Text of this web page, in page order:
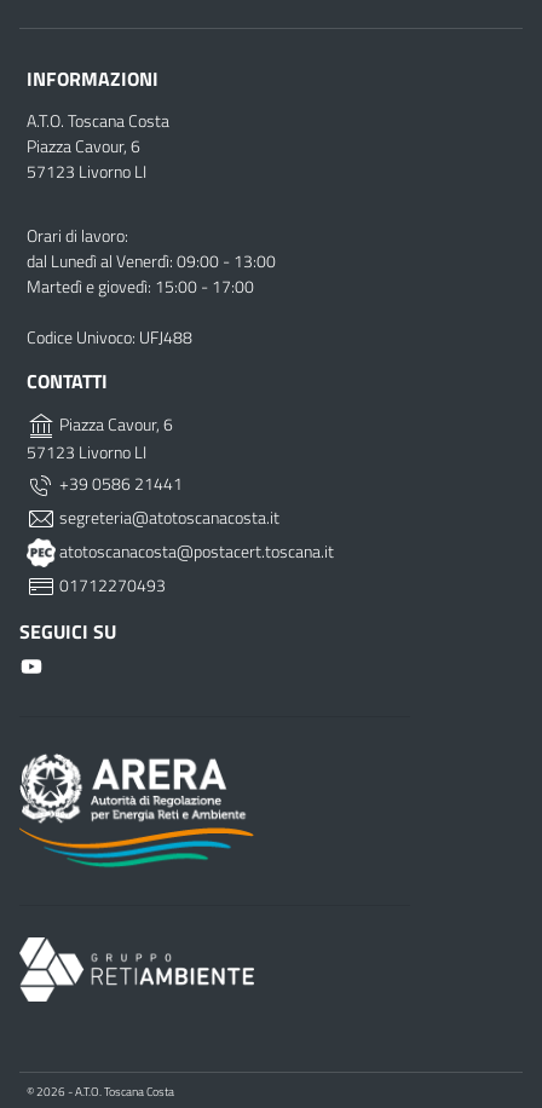
INFORMAZIONI
A.T.O. Toscana Costa
Piazza Cavour, 6
57123 Livorno LI
Orari di lavoro:
dal Lunedì al Venerdì: 09:00 - 13:00
Martedì e giovedì: 15:00 - 17:00
Codice Univoco: UFJ488
CONTATTI
Piazza Cavour, 6
57123 Livorno LI
+39 0586 21441
segreteria@atotoscanacosta.it
atotoscanacosta@postacert.toscana.it
01712270493
SEGUICI SU
© 2026 - A.T.O. Toscana Costa